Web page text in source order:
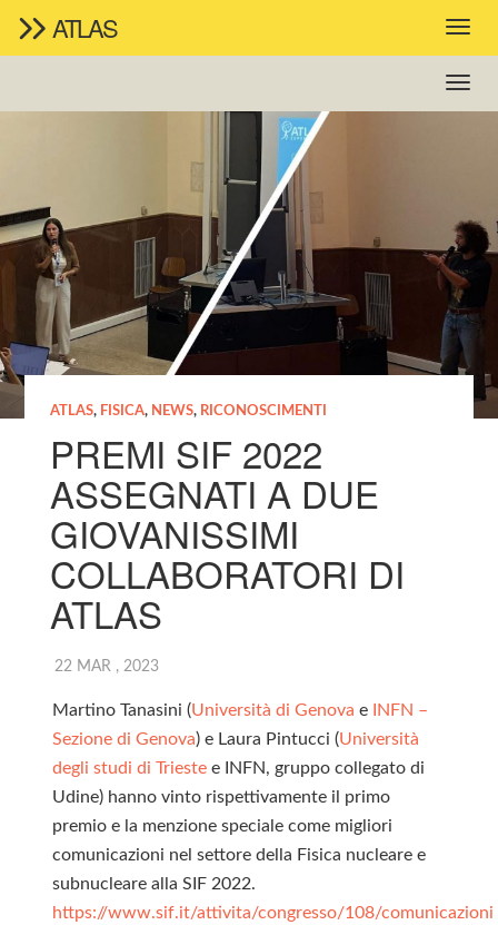
ATLAS
ATLAS, FISICA, NEWS, RICONOSCIMENTI
PREMI SIF 2022
ASSEGNATI A DUE
GIOVANISSIMI
COLLABORATORI DI
ATLAS
22 MAR , 2023
Martino Tanasini (Università di Genova e
INFN –
Sezione di Genova) e Laura Pintucci (Università
degli studi di Triestee INFN, gruppo collegato di
Udine) hanno vinto rispettivamente il primo
premio e la menzione speciale come migliori
comunicazioni nel settore della Fisica nucleare e
subnucleare alla SIF 2022.
https://www.sif.it/attivita/congresso/108/comunicazioni